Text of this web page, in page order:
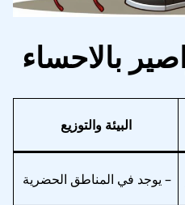
بالاحساء
البيئة والتوزيع
– يوجد في المناطق الحضرية